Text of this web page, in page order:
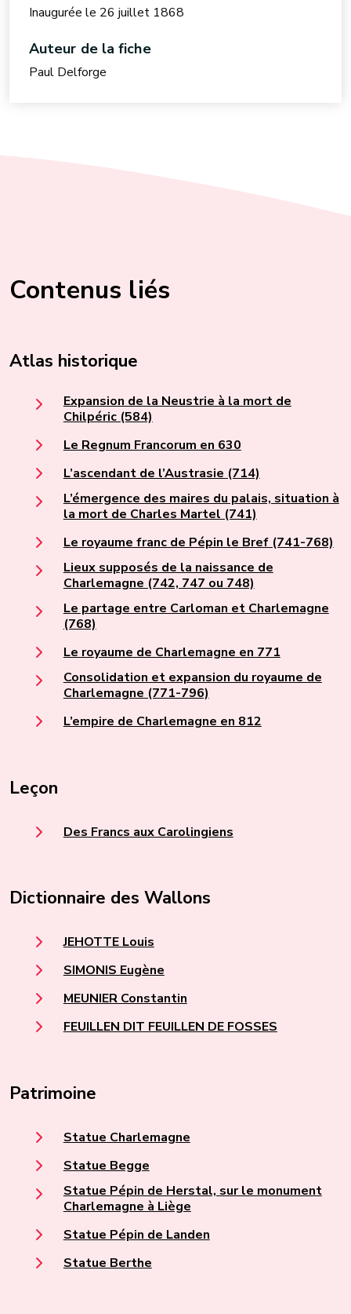
Inaugurée le 26 juillet 1868
Auteur de la fiche
Paul Delforge
Contenus liés
Atlas historique
Expansion de la Neustrie à la mort de
Chilpéric (584)
Le Regnum Francorum en 630
L’ascendant de l’Austrasie (714)
L’émergence des maires du palais, situation à
la mort de Charles Martel (741)
Le royaume franc de Pépin le Bref (741-768)
Lieux supposés de la naissance de
Charlemagne (742, 747 ou 748)
Le partage entre Carloman et Charlemagne
(768)
Le royaume de Charlemagne en 771
Consolidation et expansion du royaume de
Charlemagne (771-796)
L’empire de Charlemagne en 812
Leçon
Des Francs aux Carolingiens
Dictionnaire des Wallons
JEHOTTE Louis
SIMONIS Eugène
MEUNIER Constantin
FEUILLEN DIT FEUILLEN DE FOSSES
Patrimoine
Statue Charlemagne
Statue Begge
Statue Pépin de Herstal, sur le monument
Charlemagne à Liège
Statue Pépin de Landen
Statue Berthe